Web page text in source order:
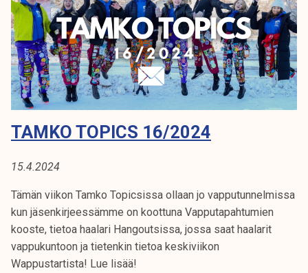
c
s
1
7
/
2
0
4
TAMKO TOPICS 16/2024
15.4.2024
Tämän viikon Tamko Topicsissa ollaan jo vapputunnelmissa
kun jäsenkirjeessämme on koottuna Vapputapahtumien
kooste, tietoa haalari Hangoutsissa, jossa saat haalarit
vappukuntoon ja tietenkin tietoa keskiviikon
Wappustartista! Lue lisää!